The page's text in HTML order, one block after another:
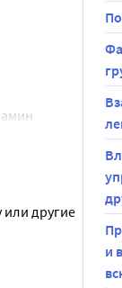
и
другие
и